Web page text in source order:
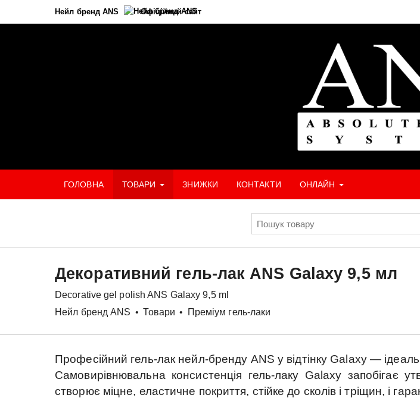
Нейл бренд ANS Офіційний сайт
ГОЛОВНА ТОВАРИ ЗНИЖКИ КОНТАКТИ ОНЛАЙН
Декоративний гель-лакANS Galaxy 9,5 мл
Decorative gel polishANS Galaxy 9,5 ml
Нейл бренд ANS • Товари • Преміум гель-лаки
Професійний гель-лак нейл-бренду ANS у відтінку Galaxy—
Самовирівнювальна консистенція гель-лаку Galaxy запобігає
створює міцне, еластичне покриття, стійке до сколів і тріщин, і